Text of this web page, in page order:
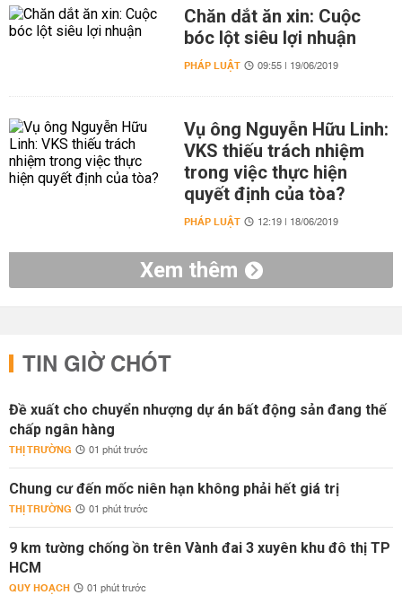
Chăn dắt ăn xin: Cuộc
bóc lột siêu lợi nhuận
PHÁP LUẬT 09:55 | 19/06/2019
Vụ ông Nguyễn Hữu Linh:
VKS thiếu trách nhiệm
trong việc thực hiện
quyết định của tòa?
PHÁP LUẬT 12:19 | 18/06/2019
Xem thêm
TIN GIỜ CHÓT
Đề xuất cho chuyển nhượng dự án bất động sản đang thế
chấp ngân hàng
THỊ TRƯỜNG 01 phút trước
Chung cư đến mốc niên hạn không phải hết giá trị
THỊ TRƯỜNG 01 phút trước
9 km tường chống ồn trên Vành đai 3 xuyên khu đô thị TP
HCM
QUY HOẠCH 01 phút trước